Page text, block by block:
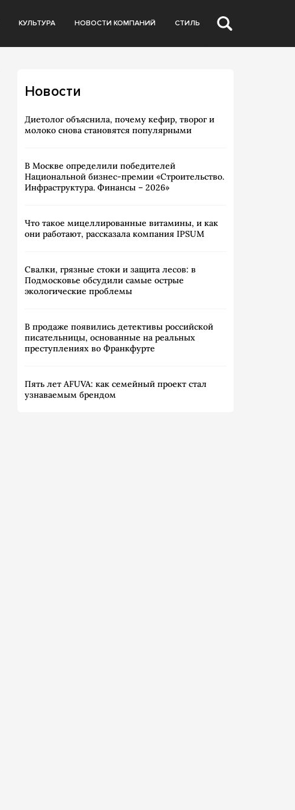
КУЛЬТУРА НОВОСТИ КОМПАНИЙ СТИЛЬ
Новости
Диетолог объяснила, почему кефир, творог и
молоко снова становятся популярными
В Москве определили победителей
Национальной бизнес-премии «Строительство.
Инфраструктура. Финансы – 2026»
Что такое мицеллированные витамины, и как
они работают, рассказала компания IPSUM
Свалки, грязные стоки и защита лесов: в
Подмосковье обсудили самые острые
экологические проблемы
В продаже появились детективы российской
писательницы, основанные на реальных
преступлениях во Франкфурте
Пять лет AFUVA: как семейный проект стал
узнаваемым брендом